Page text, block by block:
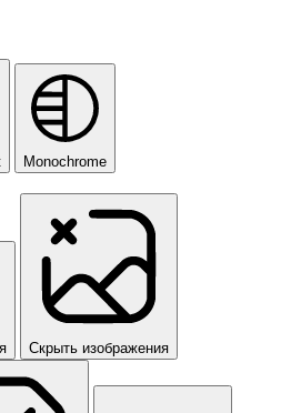
Monochrome
Скрыть изображения